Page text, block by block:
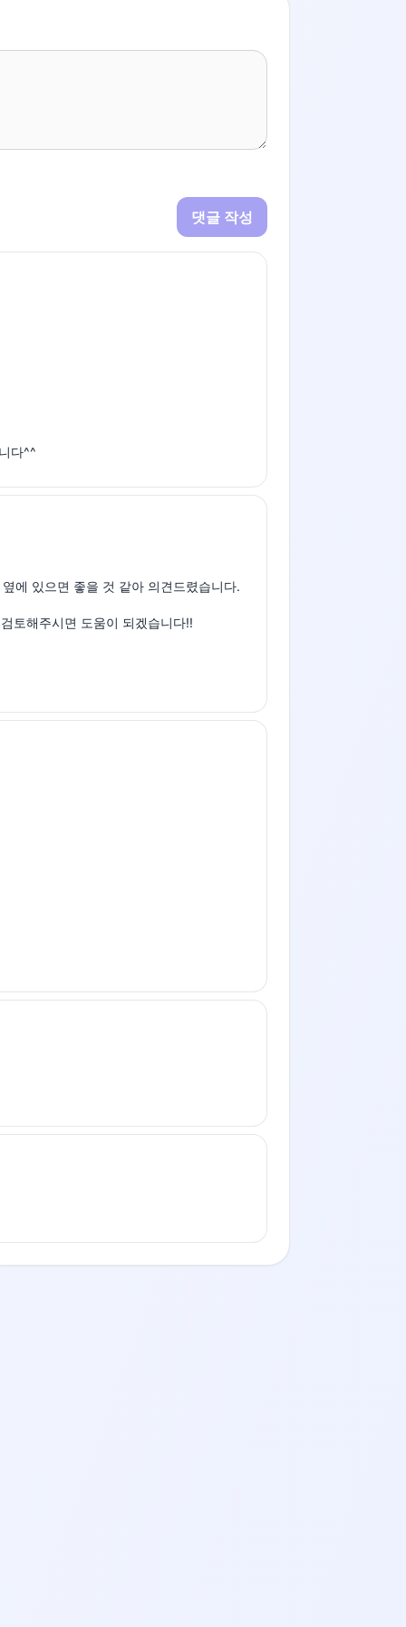
댓글 작성
다^^
에 있으면 좋을 것 같아 의견드렸습니다.
토해주시면 도움이 되겠습니다!!